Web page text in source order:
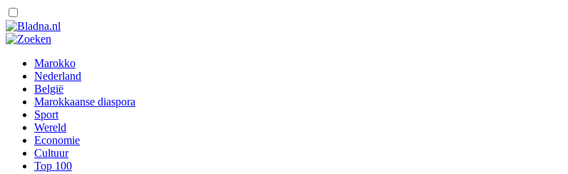
Marokko
Nederland
België
Marokkaanse diaspora
Sport
Wereld
Economie
Cultuur
Top 100